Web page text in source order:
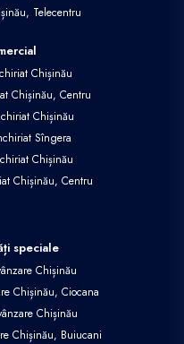
Telecentru
Chișinău
Chișinău, Centru
Chișinău
Sîngera
Chișinău
Chișinău, Centru
speciale
Chișinău
Chișinău, Ciocana
Chișinău
Chișinău, Buiucani